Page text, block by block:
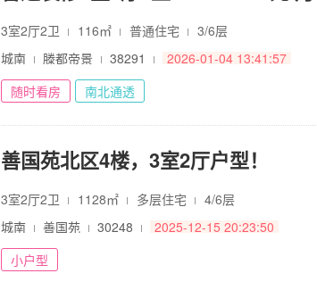
3室2厅2卫 116㎡ 普通住宅
3/6层
城南
滕都帝景 38291
2026-01-04 13:41:57
随时看房
南北通透
善国苑北区4楼，3室2厅户型！
3室2厅2卫 1128㎡ 多层住宅
4/6层
城南
善国苑 30248
2025-12-15 20:23:50
小户型